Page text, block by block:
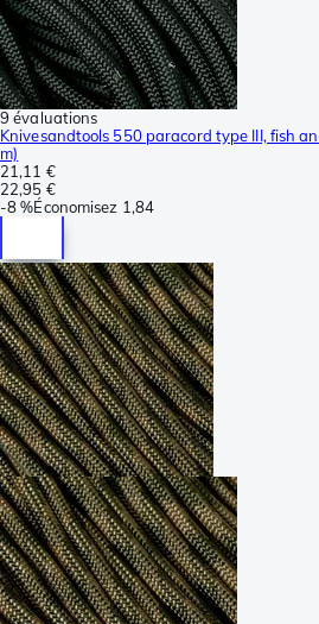
9 évaluations
Knivesandtools 550 paracord type III, fish
m)
21,11 €
22,95 €
-8 %Économisez 1,84